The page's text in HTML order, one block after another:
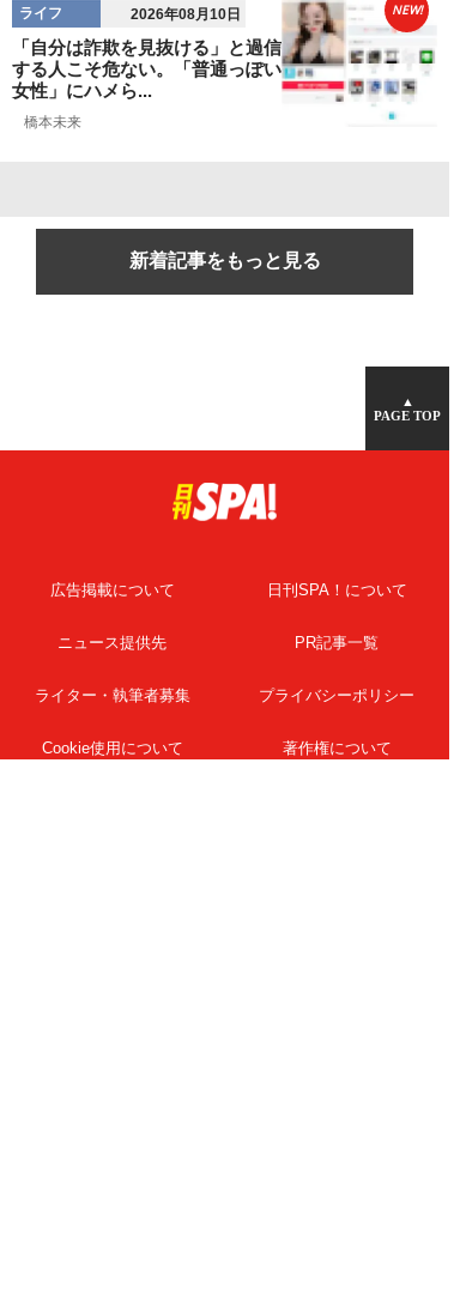
ライフ 2026年08月10日
「自分は詐欺を見抜ける」と過信
する人こそ危ない。「普通っぽい
女性」にハメら...
橋本未来
NEW!
新着記事をもっと見る
▲
PAGE TOP
広告掲載について 日刊SPA！について
ニュース提供先 PR記事一覧
ライター・執筆者募集 プライバシーポリシー
Cookie使用について 著作権について